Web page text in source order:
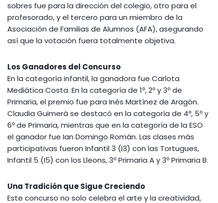
sobres fue para la dirección del colegio, otro para el
profesorado, y el tercero para un miembro de la
Asociación de Familias de Alumnos (AFA), asegurando
así que la votación fuera totalmente objetiva.
Los Ganadores del Concurso
En la categoría infantil, la ganadora fue Carlota
Mediática Costa. En la categoría de 1º, 2º y 3º de
Primaria, el premio fue para Inés Martínez de Aragón.
Claudia Guimerà se destacó en la categoría de 4º, 5º y
6º de Primaria, mientras que en la categoría de la ESO
el ganador fue Ian Domingo Román. Las clases más
participativas fueron Infantil 3 (I3) con las Tortugues,
Infantil 5 (I5) con los Lleons, 3º Primaria A y 3º Primaria B.
Una Tradición que Sigue Creciendo
Este concurso no solo celebra el arte y la creatividad,